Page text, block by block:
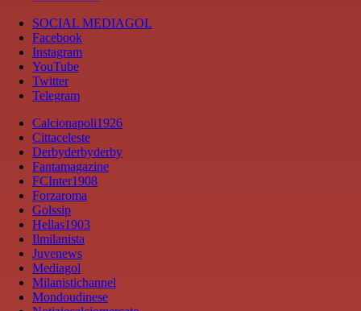
SOCIAL MEDIAGOL
Facebook
Instagram
YouTube
Twitter
Telegram
Calcionapoli1926
Cittaceleste
Derbyderbyderby
Fantamagazine
FCInter1908
Forzaroma
Golssip
Hellas1903
Ilmilanista
Juvenews
Mediagol
Milanistichannel
Mondoudinese